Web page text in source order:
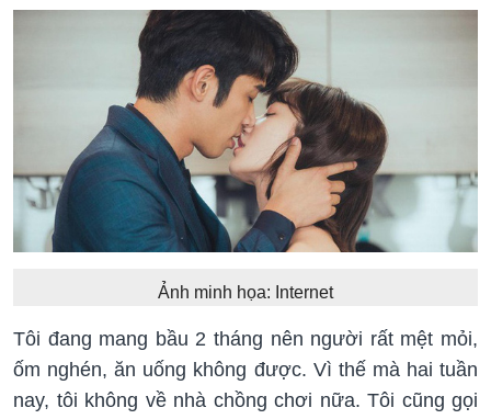
Ảnh minh họa: Internet
Tôi đang mang bầu 2 tháng nên người rất mệt mỏi,
ốm nghén, ăn uống không được. Vì thế mà hai tuần
nay, tôi không về nhà chồng chơi nữa. Tôi cũng gọi